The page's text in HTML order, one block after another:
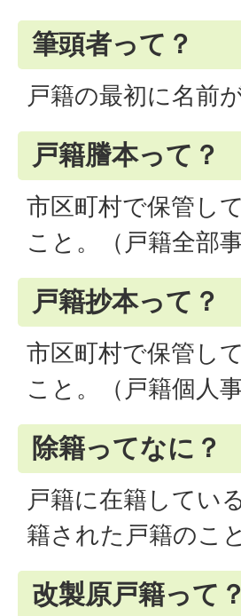
筆頭者って？
戸籍の最初に名前
戸籍謄本って？
市区町村で保管し
こと。（戸籍全部
戸籍抄本って？
市区町村で保管し
こと。（戸籍個人
除籍ってなに？
戸籍に在籍してい
籍された戸籍のこと
改製原戸籍って？